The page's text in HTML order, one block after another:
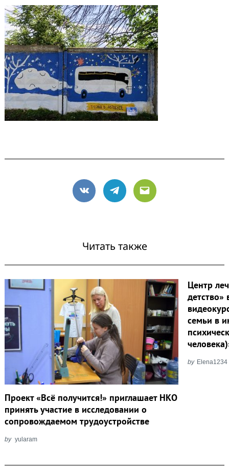
VK Telegram
Email
Читать также
Проект «Всё получится!» приглашает НКО
принять участие в исследовании о
сопровождаемом трудоустройстве
by yularam
Центр
семьи в
by Elena1234